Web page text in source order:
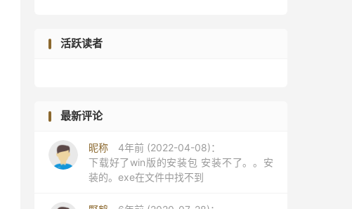
活跃读者
最新评论
昵称
4年前 (2022-04-08)：
下载好了win版的安装包 安装不了。。安
装的。exe在文件中找不到